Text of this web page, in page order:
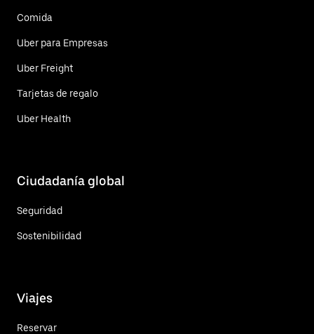
Comida
Uber para Empresas
Uber Freight
Tarjetas de regalo
Uber Health
Ciudadanía global
Seguridad
Sostenibilidad
Viajes
Reservar